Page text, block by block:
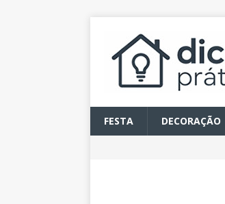
FESTA DECORAÇÃO